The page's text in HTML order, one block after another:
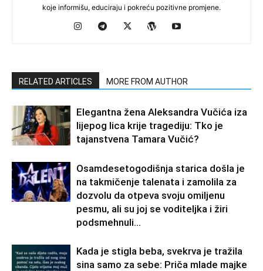
koje informišu, educiraju i pokreću pozitivne promjene.
RELATED ARTICLES MORE FROM AUTHOR
Elegantna žena Aleksandra Vučića iza
lijepog lica krije tragediju: Tko je
tajanstvena Tamara Vučić?
Osamdesetogodišnja starica došla je
na takmičenje talenata i zamolila za
dozvolu da otpeva svoju omiljenu
pesmu, ali su joj se voditeljka i žiri
podsmehnuli...
Kada je stigla beba, svekrva je tražila
sina samo za sebe: Priča mlade majke